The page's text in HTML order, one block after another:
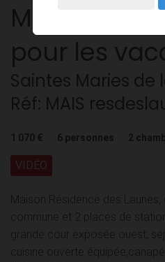
Maison 3
pour les
Saintes Maries de
Réf: MAIS
1 070 € 6 personnes 2
VIDÉO
Maison Résidence des
commune et 2 places de
grande cour exposée ouest,
cuisine ouverte